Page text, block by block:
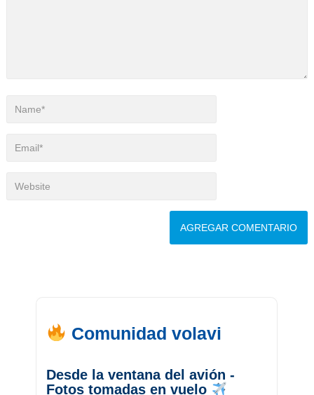
Comunidad volavi
Desde la ventana del avión -
Fotos tomadas en vuelo